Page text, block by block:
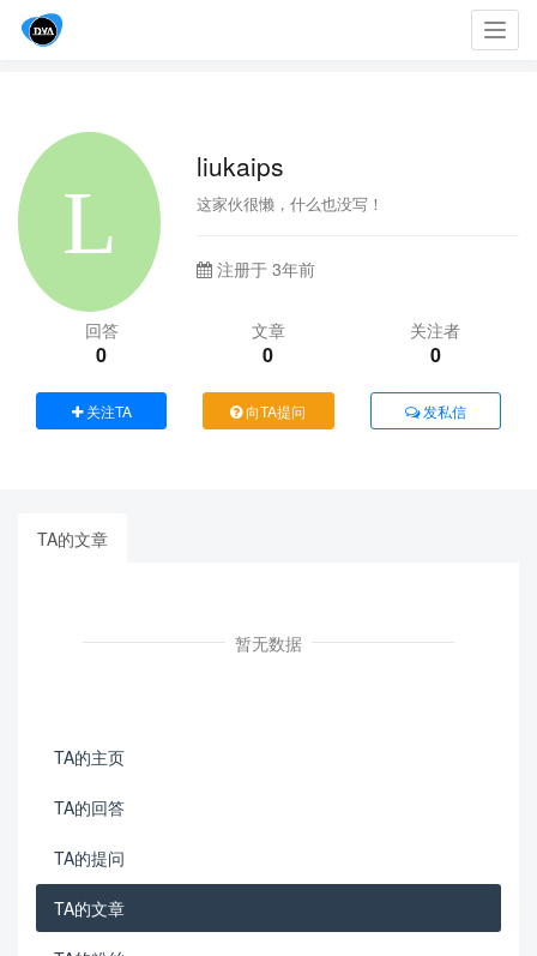
liukaips
这家伙很懒，什么也没写！
注册于 3年前
回答
0
文章
0
关注者
0
关注TA 向TA提问 发私信
TA的文章
暂无数据
TA的主页
TA的回答
TA的提问
TA的文章